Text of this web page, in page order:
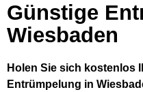
Günstige
Wiesbaden
Holen Sie sich kostenlos
Entrümpelung in